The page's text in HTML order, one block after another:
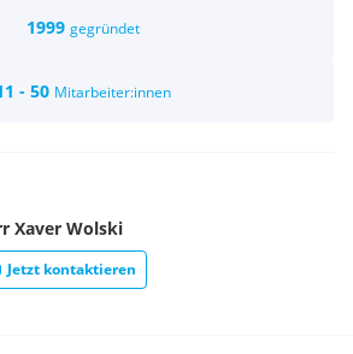
1999 gegründet
- 50 Mitarbeiter:innen
Xaver Wolski
Jetzt kontaktieren